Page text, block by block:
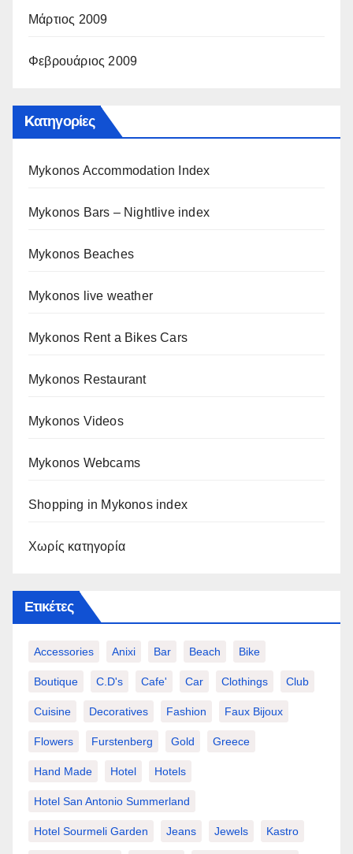
Μάρτιος 2009
Φεβρουάριος 2009
Kατηγορίες
Mykonos Accommodation Index
Mykonos Bars – Nightlive index
Mykonos Beaches
Mykonos live weather
Mykonos Rent a Bikes Cars
Mykonos Restaurant
Mykonos Videos
Mykonos Webcams
Shopping in Mykonos index
Χωρίς κατηγορία
Ετικέτες
Accessories Anixi Bar Beach Bike
Boutique C.d's Cafe' Car Clothings Club
Cuisine Decoratives Fashion Faux Bijoux
Flowers Furstenberg Gold Greece
Hand Made Hotel Hotels
Hotel San Antonio Summerland
Hotel Sourmeli Garden Jeans Jewels Kastro